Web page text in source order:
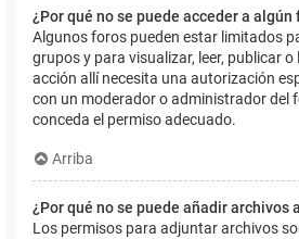
¿Por qué no se puede acceder a algún
Algunos foros pueden estar limitados
grupos y para visualizar, leer, publicar
acción allí necesita una autorización
con un moderador o administrador del
conceda el permiso adecuado.
Arriba
¿Por qué no se puede añadir archivos
Los permisos para adjuntar archivos